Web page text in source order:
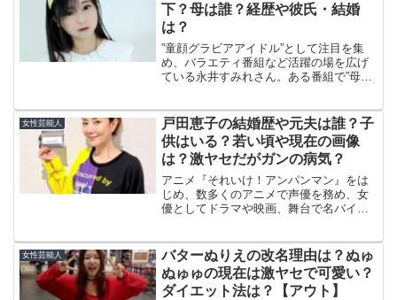
下？母は誰？経歴や彼氏・結婚
は？
”童顔グラビアアイドル”として注目を集
め、バラエティ番組など活躍の場を広げ
ている永井すみれさん。ある番組で”母親
た！そのため、永井すみれさんのことが
気になったという方...
女性芸能人
戸田恵子の結婚歴や元夫は誰？子
供はいる？若い頃や現在の画像
は？激ヤセだがガンの病気？
アニメ『それいけ！アンパンマン』をは
じめ、数多くのアニメで声優を務め、女
優としてドラマや映画、舞台で名バイプ
月１４日放送の『徹子の部屋』に出演さ
れます！そこで、今回は声...
女性芸能人
バターぬりえの改名理由は？ぬゅ
ぬゅゅの現在は激ヤセで可愛い？
ダイエット法は？【アウト】